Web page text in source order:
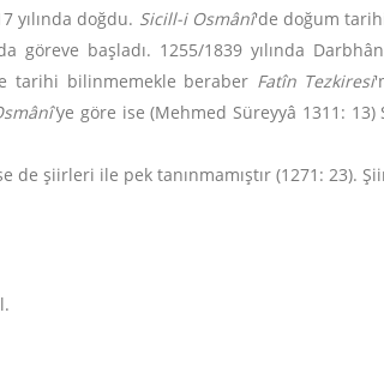
yılında doğdu. Sicill-i Osmânî'de doğum
göreve başladı. 1255/1839 yılında
tarihi bilinmemekle beraber Fatîn Tezkiresi
ye göre ise (Mehmed Süreyyâ 1311: 13)
şiirleri ile pek tanınmamıştır (1271: 23).